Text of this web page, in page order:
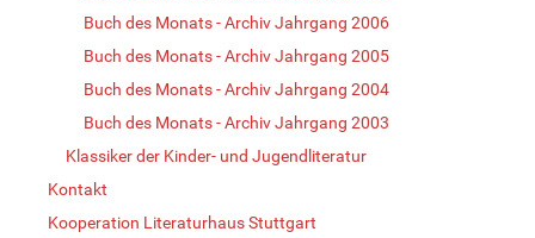
Buch des Monats - Archiv Jahrgang 2006
Buch des Monats - Archiv Jahrgang 2005
Buch des Monats - Archiv Jahrgang 2004
Buch des Monats - Archiv Jahrgang 2003
Klassiker der Kinder- und Jugendliteratur
Kontakt
Kooperation Literaturhaus Stuttgart